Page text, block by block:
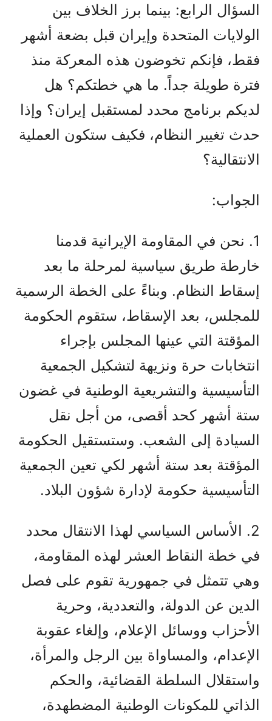
السؤال الرابع: بينما برز الخلاف بين
الولايات المتحدة وإيران قبل بضعة أشهر
فقط، فإنكم تخوضون هذه المعركة منذ
فترة طويلة جداً. ما هي خطتكم؟ هل
لديكم برنامج محدد لمستقبل إيران؟ وإذا
حدث تغيير النظام، فكيف ستكون العملية
الانتقالية؟
الجواب:
1. نحن في المقاومة الإيرانية قدمنا
خارطة طريق سياسية لمرحلة ما بعد
إسقاط النظام. وبناءً على الخطة الرسمية
للمجلس، بعد الإسقاط، ستقوم الحكومة
المؤقتة التي عينها المجلس بإجراء
انتخابات حرة ونزيهة لتشكيل الجمعية
التأسيسية والتشريعية الوطنية في غضون
ستة أشهر كحد أقصى، من أجل نقل
السيادة إلى الشعب. وستستقيل الحكومة
المؤقتة بعد ستة أشهر لكي تعين الجمعية
التأسيسية حكومة لإدارة شؤون البلاد.
2. الأساس السياسي لهذا الانتقال محدد
في خطة النقاط العشر لهذه المقاومة،
وهي تتمثل في جمهورية تقوم على فصل
الدين عن الدولة، والتعددية، وحرية
الأحزاب ووسائل الإعلام، وإلغاء عقوبة
الإعدام، والمساواة بين الرجل والمرأة،
واستقلال السلطة القضائية، والحكم
الذاتي للمكونات الوطنية المضطهدة،